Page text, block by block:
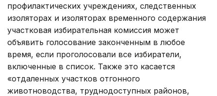
профилактических учреждениях, следственных
изоляторах и изоляторах временного содержания
участковая избирательная комиссия может
объявить голосование законченным в любое
время, если проголосовали все избиратели,
включенные в список. Также это касается
«отдаленных участков отгонного
животноводства, труднодоступных районов,